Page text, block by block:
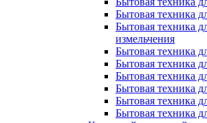
Бытовая техника
Бытовая техника
измельчения
Бытовая техника
Бытовая техника
Бытовая техника
Бытовая техника
Бытовая техника
Бытовая техника